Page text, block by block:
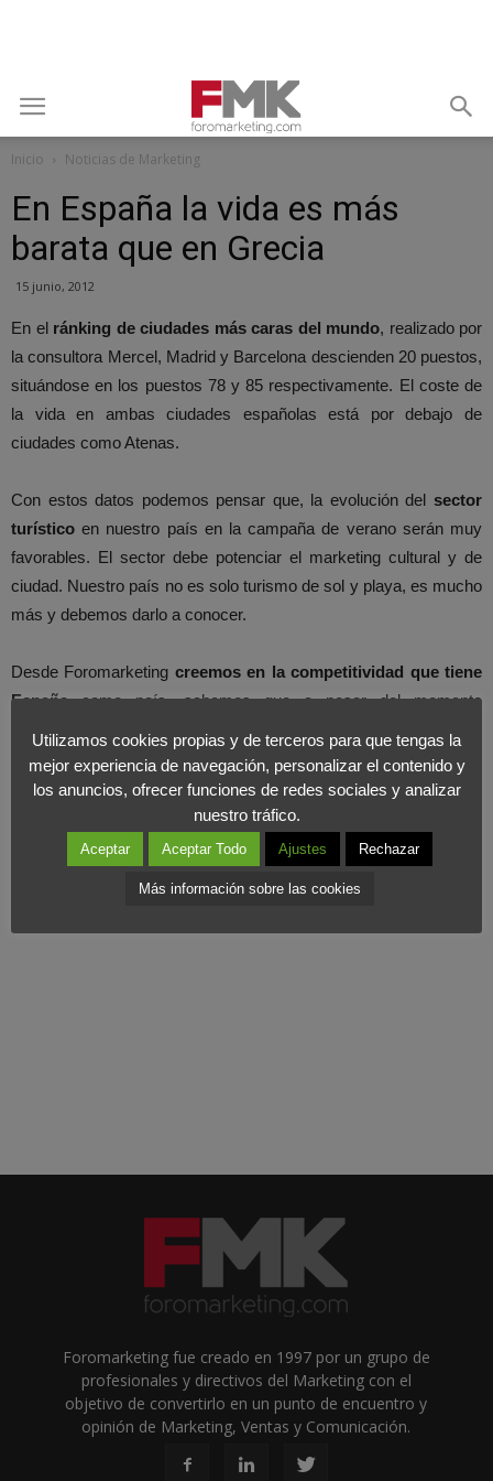
Inicio Noticias de Marketing
En España la vida es más
barata que en Grecia
15 junio, 2012
En el ránking de ciudades más caras del mundo, realizado por
la consultora Mercel, Madrid y Barcelona descienden 20 puestos,
situándose en los puestos 78 y 85 respectivamente. El coste de
la vida en ambas ciudades españolas está por debajo de
ciudades como Atenas.
Con estos datos podemos pensar que, la evolución del sector
turístico en nuestro país en la campaña de verano serán muy
favorables. El sector debe potenciar el marketing cultural y de
ciudad. Nuestro país no es solo turismo de sol y playa, es mucho
más y debemos darlo a conocer.
Desde Foromarketing creemos en la competitividad que tiene
Españacomo país, sabemos que a pesar del momento
adaptarnos a la situación y saberaprovechar las oportunidades
que el momento nos ofrece.
Foromarketing fue creado en 1997 por un grupo de
profesionales y directivos del Marketing con el
objetivo de convertirlo en un punto de encuentro y
opinión de Marketing, Ventas y Comunicación.
Utilizamos cookies propias y de terceros para que tengas la
mejor experiencia de navegación, personalizar el contenido y
los anuncios, ofrecer funciones de redes sociales y analizar
nuestro tráfico.
Aceptar Aceptar Todo Ajustes Rechazar
Más información sobre las cookies